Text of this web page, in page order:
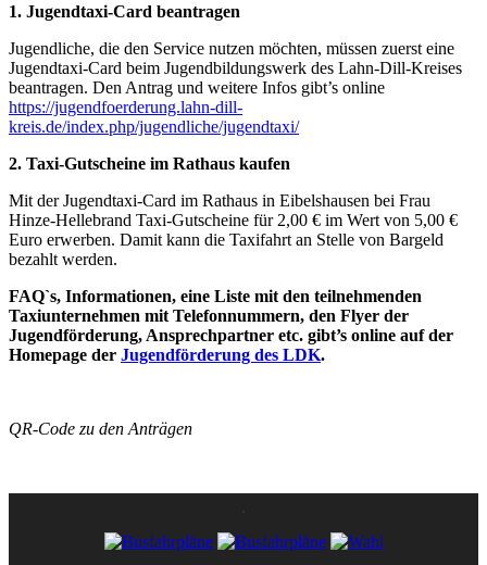
1. Jugendtaxi-Card beantragen
Jugendliche, die den Service nutzen möchten, müssen zuerst eine
Jugendtaxi-Card beim Jugendbildungswerk des Lahn-Dill-Kreises
beantragen. Den Antrag und weitere Infos gibt’s online
https://jugendfoerderung.lahn-dill-
kreis.de/index.php/jugendliche/jugendtaxi/
2. Taxi-Gutscheine im Rathaus kaufen
Mit der Jugendtaxi-Card im Rathaus in Eibelshausen bei Frau
Hinze-Hellebrand Taxi-Gutscheine für 2,00 € im Wert von 5,00 €
Euro erwerben. Damit kann die Taxifahrt an Stelle von Bargeld
bezahlt werden.
FAQ`s, Informationen, eine Liste mit den teilnehmenden
Taxiunternehmen mit Telefonnummern, den Flyer der
Jugendförderung, Ansprechpartner etc. gibt’s online auf der
Homepage der Jugendförderung des LDK.
QR-Code zu den Anträgen